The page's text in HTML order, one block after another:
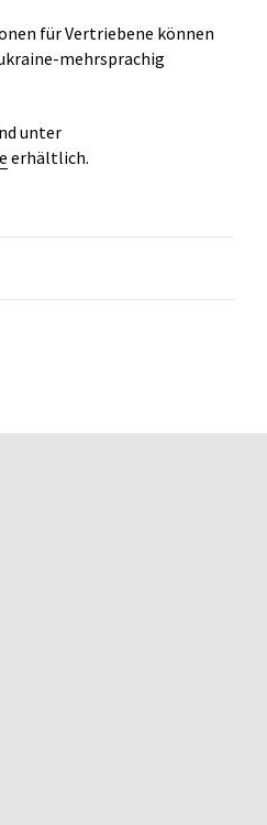
für Vertriebene können
mehrsprachig
unter
erhältlich.